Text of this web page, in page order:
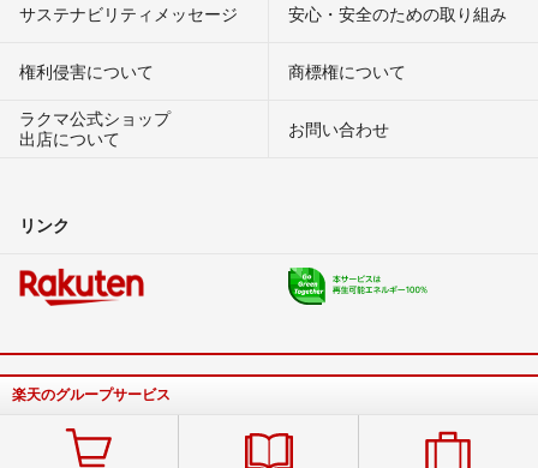
サステナビリティメッセージ 安心・安全のための取り組み
権利侵害について
商標権について
ラクマ公式ショップ
出店について
お問い合わせ
リンク
楽天のグループサービス